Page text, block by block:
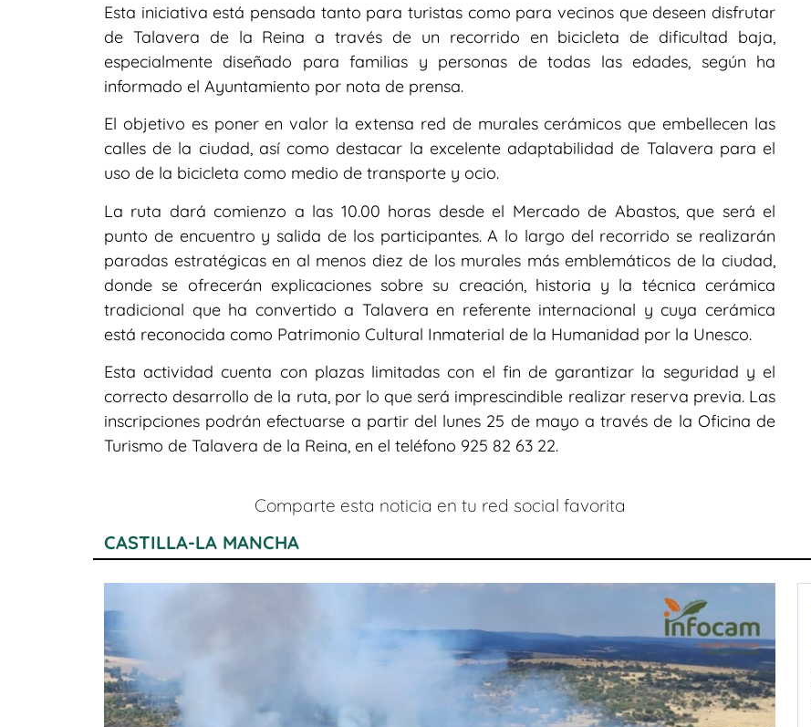
Esta iniciativa está pensada tanto para turistas como para vecinos que deseen disfrutar
de Talavera de la Reina a través de un recorrido en bicicleta de dificultad baja,
especialmente diseñado para familias y personas de todas las edades, según ha
informado el Ayuntamiento por nota de prensa.
El objetivo es poner en valor la extensa red de murales cerámicos que embellecen las
calles de la ciudad, así como destacar la excelente adaptabilidad de Talavera para el
uso de la bicicleta como medio de transporte y ocio.
La ruta dará comienzo a las 10.00 horas desde el Mercado de Abastos, que será el
punto de encuentro y salida de los participantes. A lo largo del recorrido se realizarán
paradas estratégicas en al menos diez de los murales más emblemáticos de la ciudad,
donde se ofrecerán explicaciones sobre su creación, historia y la técnica cerámica
tradicional que ha convertido a Talavera en referente internacional y cuya cerámica
está reconocida como Patrimonio Cultural Inmaterial de la Humanidad por la Unesco.
Esta actividad cuenta con plazas limitadas con el fin de garantizar la seguridad y el
correcto desarrollo de la ruta, por lo que será imprescindible realizar reserva previa. Las
inscripciones podrán efectuarse a partir del lunes 25 de mayo a través de la Oficina de
Turismo de Talavera de la Reina, en el teléfono 925 82 63 22.
Comparte esta noticia en tu red social favorita
CASTILLA-LA MANCHA